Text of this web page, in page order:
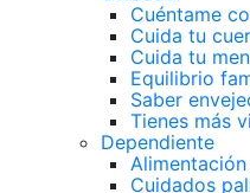
Cuéntame
Cuida tu
Cuida tu
Equilibrio
Saber
Tienes más
Dependiente
Cuidados